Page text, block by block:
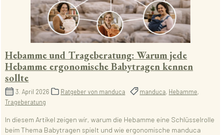
Hebamme und Trageberatung: Warum jede
Hebamme ergonomische Babytragen kennen
sollte
3. April 2026 Ratgeber von manduca manduca, Hebamme,
Trageberatung
In diesem Artikel zeigen wir, warum die Hebamme eine Schlüsselrolle
beim Thema Babytragen spielt und wie ergonomische manduca